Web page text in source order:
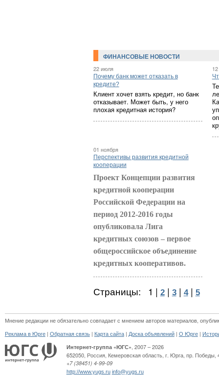
ФИНАНСОВЫЕ НОВОСТИ
22 июля
Почему банк может отказать в
кредите?
Клиент хочет взять кредит, но банк
отказывает. Может быть, у него
плохая кредитная история?
01 ноября
Перспективы развития кредитной
кооперации
Проект Концепции развития
кредитной кооперации
Российской Федерации на
период 2012-2016 годы
опубликовала Лига
кредитных союзов – первое
общероссийское объединение
кредитных кооперативов.
Страницы: 1 | 2| 3| 4| 5
Мнение редакции не обязательно совпадает с мнением авторов материалов,
Реклама в Юрге| Обратная связь| Карта сайта| Доска объявлений| О Юрге|
Интернет-группа «ЮГС» , 2007 – 2026
652050, Россия, Кемеровская область, г. Юрга, пр. Победы,
+7 (38451) 4-99-09
http://www.yugs.ru info@yugs.ru